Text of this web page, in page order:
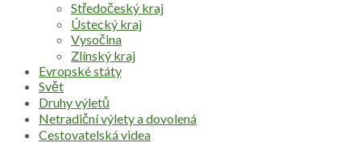
Středočeský kraj
Ústecký kraj
Vysočina
Zlínský kraj
Evropské státy
Svět
Druhy výletů
Netradiční výlety a dovolená
Cestovatelská videa